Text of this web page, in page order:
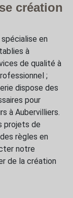
création
en
à
de qualité à
;
dispose des
pour
à Aubervilliers.
projets de
règles en
notre
de la création